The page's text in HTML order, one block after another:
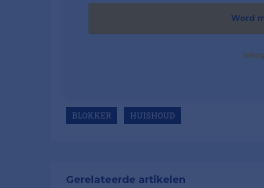
Word
BLOKKER HUISHOUD
Gerelateerde artikelen